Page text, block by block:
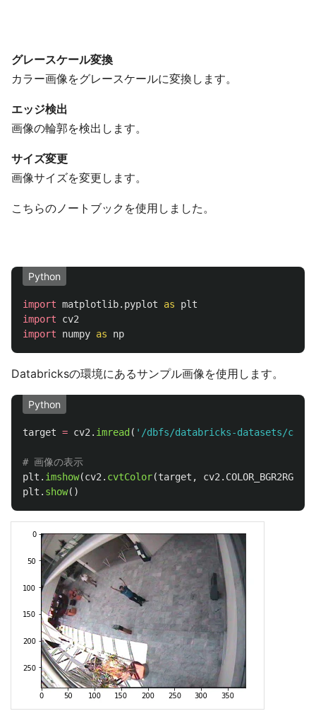
グレースケール変換
カラー画像をグレースケールに変換します。
エッジ検出
画像の輪郭を検出します。
サイズ変更
画像サイズを変更します。
こちらのノートブックを使用しました。
Python
import matplotlib.pyplot as
plt
import
cv2
import
numpy as np
Databricksの環境にあるサンプル画像を使用します。
Python
target = cv2. imread ( ' /dbfs/databricks-datasets/
plt . imshow(cv2. cvtColor(target , cv2. COLOR_BGR2RGB
plt . show()